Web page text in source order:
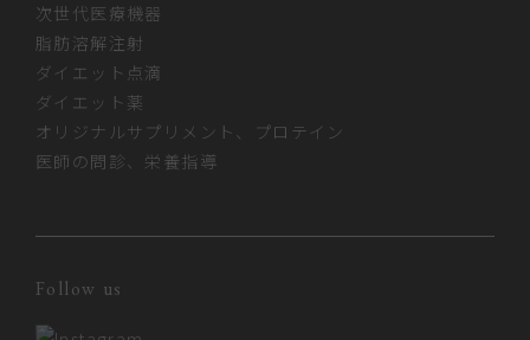
次世代医療機器
脂肪溶解注射
ダイエット点滴
ダイエット薬
オリジナルサプリメント、プロテイン
医師の問診、栄養指導
Follow us